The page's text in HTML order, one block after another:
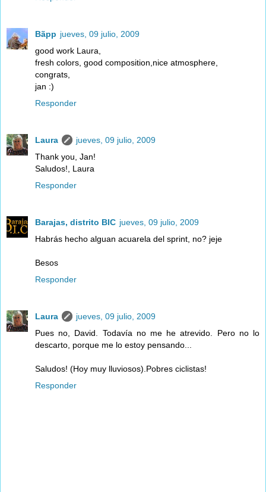
Bãpp jueves, 09 julio, 2009
good work Laura,
fresh colors, good composition,nice atmosphere,
congrats,
jan :)
Responder
Laura
jueves, 09 julio, 2009
Thank you, Jan!
Saludos!, Laura
Responder
Barajas, distrito BIC jueves, 09 julio, 2009
Habrás hecho alguan acuarela del sprint, no? jeje
Besos
Responder
Laura
jueves, 09 julio, 2009
Pues no, David. Todavía no me he atrevido. Pero no lo
descarto, porque me lo estoy pensando...
Saludos! (Hoy muy lluviosos).Pobres ciclistas!
Responder